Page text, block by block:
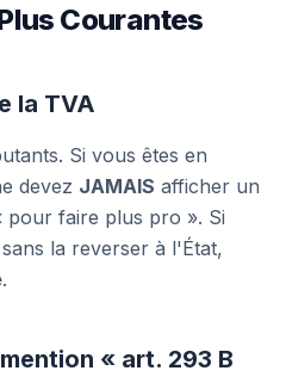
Courantes
la TVA
Si vous êtes en
devez JAMAIS afficher un
pour faire plus pro ». Si
la reverser à l'État,
.
« art. 293 B